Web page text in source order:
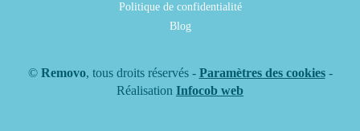
Politique de confidentialité
Blog
© Removo, tous droits réservés - Paramètres des cookies-
Réalisation Infocob web